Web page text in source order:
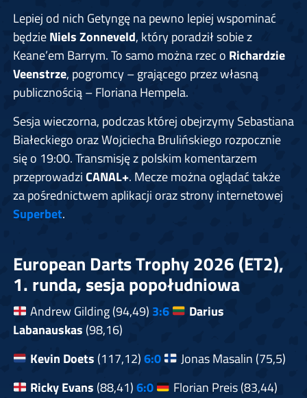
Lepiej od nich Getyngę na pewno lepiej wspominać
będzieNiels Zonneveld, który poradził sobie z
Keane’em Barrym. To samo można rzec o Richardzie
Veenstrze, pogromcy – grającego przez własną
publicznością – Floriana Hempela.
Sesja wieczorna, podczas której obejrzymy Sebastiana
Białeckiego oraz Wojciecha Brulińskiego rozpocznie
się o 19:00. Transmisję z polskim komentarzem
przeprowadziCANAL+. Mecze można oglądać także
za pośrednictwem aplikacji oraz strony internetowej
Superbet.
European Darts Trophy 2026 (ET2),
1. runda, sesja popołudniowa
Andrew Gilding (94,49) 3:6
Darius
Labanauskas (98,16)
Kevin Doets (117,12)6:0
Jonas Masalin (75,5)
Ricky Evans (88,41)6:0
Florian Preis (83,44)